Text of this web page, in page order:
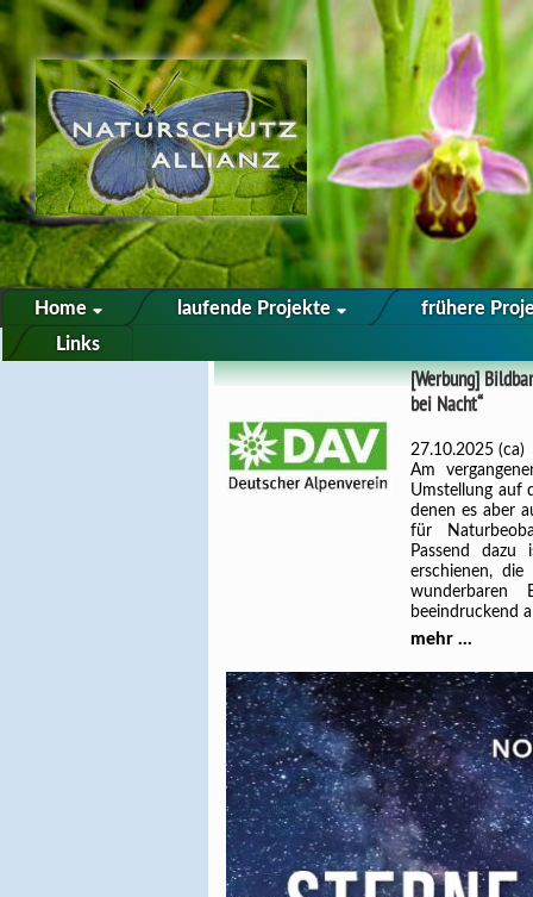
Home laufende Projekte
frühere
Links
[Werbung]
bei Nacht“
27.10.2025 (ca)
Am
Umstellung auf
denen es aber
für
Passend dazu
erschienen,
wunderbaren
beeindruckend
mehr ...